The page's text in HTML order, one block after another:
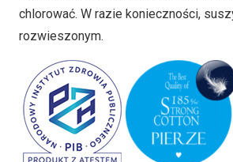
chlorować. W razie konieczności,
rozwieszonym.